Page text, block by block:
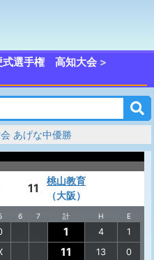
式選手権 高知大会
あげな中優勝
11
桃山教育
（大阪）
6 7 計 H E
1 4
1
11 13
0